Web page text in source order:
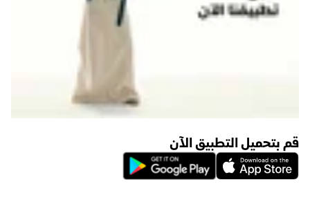
قم بتحميل التطبيق الآن